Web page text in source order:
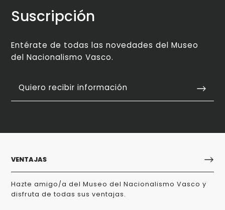
Suscripción
Entérate de todas las novedades del Museo
del Nacionalismo Vasco.
Quiero recibir información
VENTAJAS
Hazte amigo/a del Museo del Nacionalismo Vasco y
disfruta de todas sus ventajas.